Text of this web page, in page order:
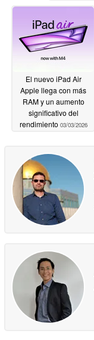
El nuevo iPad Air
Apple llega con más
RAM y un aumento
significativo del
rendimiento 03/03/2026